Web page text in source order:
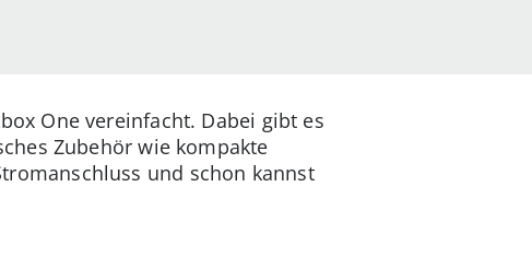
One vereinfacht. Dabei gibt es
Zubehör wie kompakte
und schon kannst